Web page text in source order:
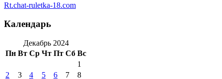
Rt.chat-ruletka-18.com
Календарь
Декабрь 2024
Пн Вт Ср Чт Пт Сб Вс
1
2
3 4 5 6 7 8